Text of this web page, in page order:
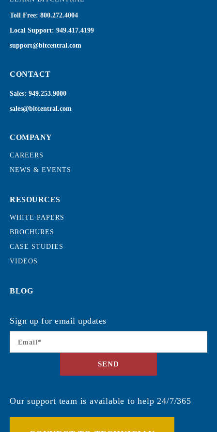
Toll Free: 800.272.4004
Local Support: 949.417.4199
support@bitcentral.com
CONTACT
Sales: 949.253.9000
sales@bitcentral.com
COMPANY
CAREERS
NEWS & EVENTS
RESOURCES
WHITE PAPERS
BROCHURES
CASE STUDIES
VIDEOS
BLOG
Sign up for email updates
Email *
SEND
Our support team is available to help 24/7/365